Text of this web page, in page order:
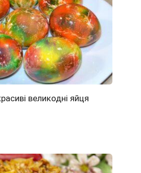
великодні яйця